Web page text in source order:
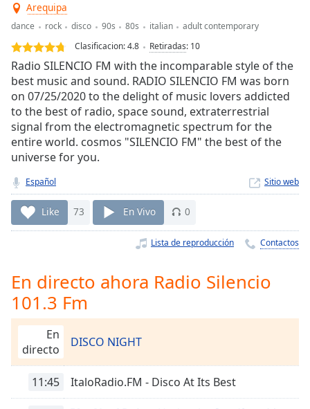
Duration-:-
Loaded :
0.00%
Stream
TypeLIVE
Seek to
currently
behind
LIVE
Remaining
Time-
Playback
Chapters
Descriptions
descriptions
off,
selected
Subtitles
Arequipa
dance rock disco 90s 80s italian
adult contemporary
Clasificacion:4.8 Retiradas: 10
Radio SILENCIO FM with the incomparable style of the
best music and sound. RADIO SILENCIO FM was born
on 07/25/2020 to the delight of music lovers addicted
to the best of radio, space sound, extraterrestrial
signal from the electromagnetic spectrum for the
entire world. cosmos "SILENCIO FM" the best of the
universe for you.
Español Sitio web
Like 73 En Vivo 0
Lista de reproducción Contactos
En directo ahora Radio Silencio
101.3 Fm
En
directo
DISCO NIGHT
11:45 ItaloRadio.FM - Disco At Its Best